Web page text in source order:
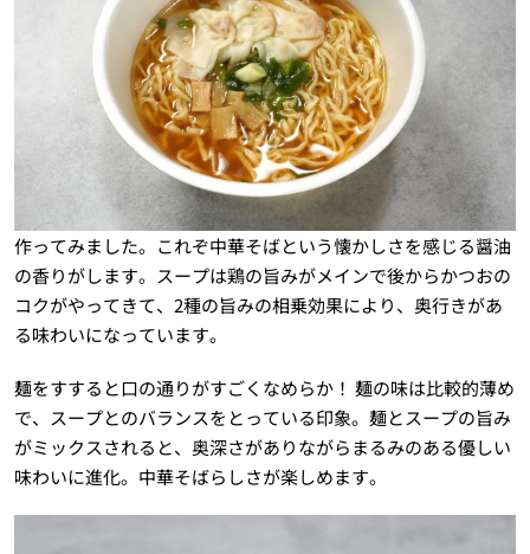
作ってみました。これぞ中華そばという懐かしさを感じる醤油
の香りがします。スープは鶏の旨みがメインで後からかつおの
コクがやってきて、2種の旨みの相乗効果により、奥行きがあ
る味わいになっています。
麺をすすると口の通りがすごくなめらか！ 麺の味は比較的薄め
で、スープとのバランスをとっている印象。麺とスープの旨み
がミックスされると、奥深さがありながらまるみのある優しい
味わいに進化。中華そばらしさが楽しめます。